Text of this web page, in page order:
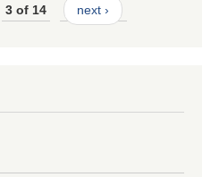
3 of 14 next ›